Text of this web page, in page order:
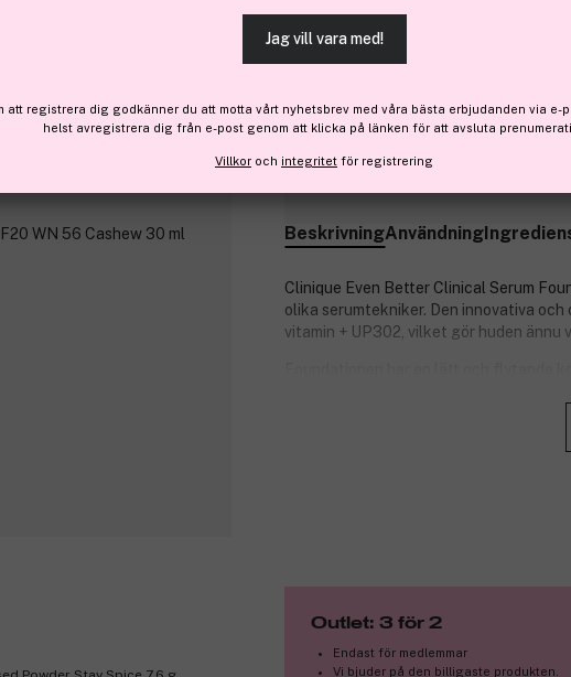
Even Better Clinical
-20% Bara 2 på lager
360 kr
Före: 451 kr
BeskrivningAnvändning
Clinique Even Better Clinical Serum
olika serumtekniker. Den innovativa
vitamin + UP302, vilket gör huden ännu
Oljefri
Vattenfast
Outlet: 3 för 2
Endast för medlemmar
Vi bjuder på den billigaste produkten.
Jag vill vara med!
att registrera dig godkänner du att motta vårt nyhetsbrev med våra bästa erbjudanden via e-
helst avregistrera dig från e-post genom att klicka på länken för att avsluta
Villkor och integritet för registrering